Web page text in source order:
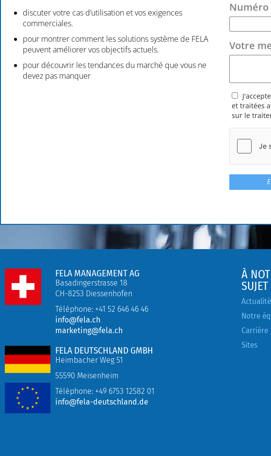
discuter votre cas d’utilisation et vos exigences
commerciales.
pour montrer comment les solutions système de FELA
peuvent améliorer vos objectifs actuels.
pour découvrir les tendances du marché que vous ne
devez pas manquer
Votre
et traitées
sur le
FELA MANAGEMENT AG
Basadingerstrasse 18
CH-8253 Diessenhofen
Téléphone: +41 52 646 46 46
info@fela.ch
marketing@fela.ch
FELA DEUTSCHLAND GMBH
Heimbacher Weg 51
55590 Meisenheim
Téléphone: +49 6753 12582 01
info@fela-deutschland.de
À
SUJET
Notre
Carrière
Sites